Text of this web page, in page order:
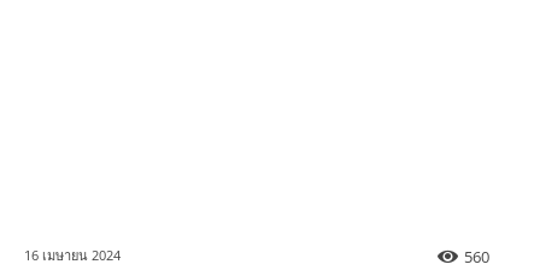
16 เมษายน 2024 560